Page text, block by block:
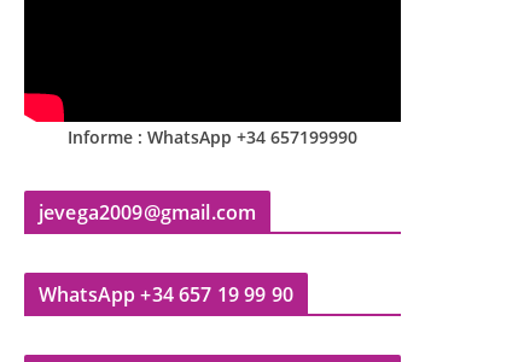
Informe : WhatsApp +34 657199990
jevega2009@gmail.com
WhatsApp +34 657 19 99 90